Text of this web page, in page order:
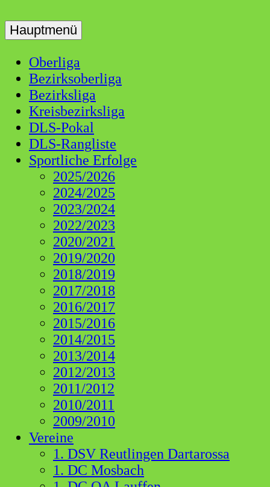
to
content
DLS
Dart Liga Schwaben
Hauptmenü
Oberliga
Bezirksoberliga
Bezirksliga
Kreisbezirksliga
DLS-Pokal
DLS-Rangliste
Sportliche Erfolge
2025/2026
2024/2025
2023/2024
2022/2023
2020/2021
2019/2020
2018/2019
2017/2018
2016/2017
2015/2016
2014/2015
2013/2014
2012/2013
2011/2012
2010/2011
2009/2010
Vereine
1. DSV Reutlingen Dartarossa
1. DC Mosbach